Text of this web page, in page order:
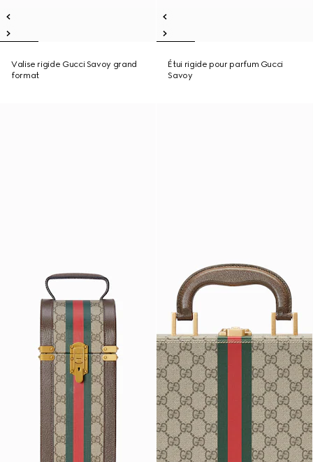
Valise rigide Gucci Savoy grand
format
Étui rigide pour parfum Gucci
Savoy